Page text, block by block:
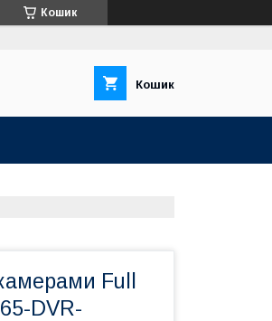
Кошик
Кошик
Full
DVR-